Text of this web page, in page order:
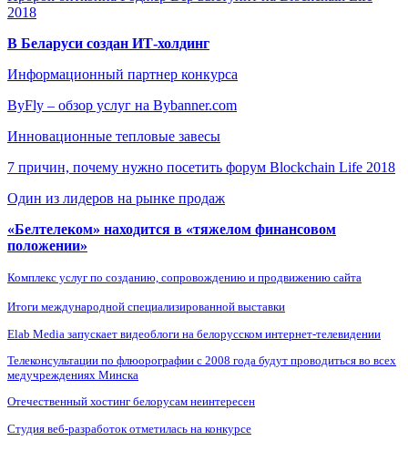
2018
В Беларуси создан ИТ-холдинг
Информационный партнер конкурса
ByFly – обзор услуг на Bybanner.com
Инновационные тепловые завесы
7 причин, почему нужно посетить форум Blockchain Life 2018
Один из лидеров на рынке продаж
«Белтелеком» находится в «тяжелом финансовом
положении»
Комплекс услуг по созданию, сопровождению и продвижению сайта
Итоги международной специализированной выставки
Elab Media запускает видеоблоги на белорусском интернет-телевидении
Телеконсультации по флюорографии с 2008 года будут проводиться во всех
медучреждениях Минска
Отечественный хостинг белорусам неинтересен
Студия веб-разработок отметилась на конкурсе